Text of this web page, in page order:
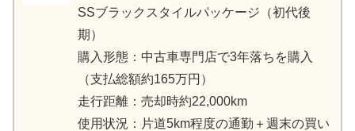
SSブラックスタイルパッケージ（初代後
期）
購入形態：中古車専門店で3年落ちを購入
（支払総額約165万円）
走行距離：売却時約22,000km
使用状況：片道5km程度の通勤＋週末の買い